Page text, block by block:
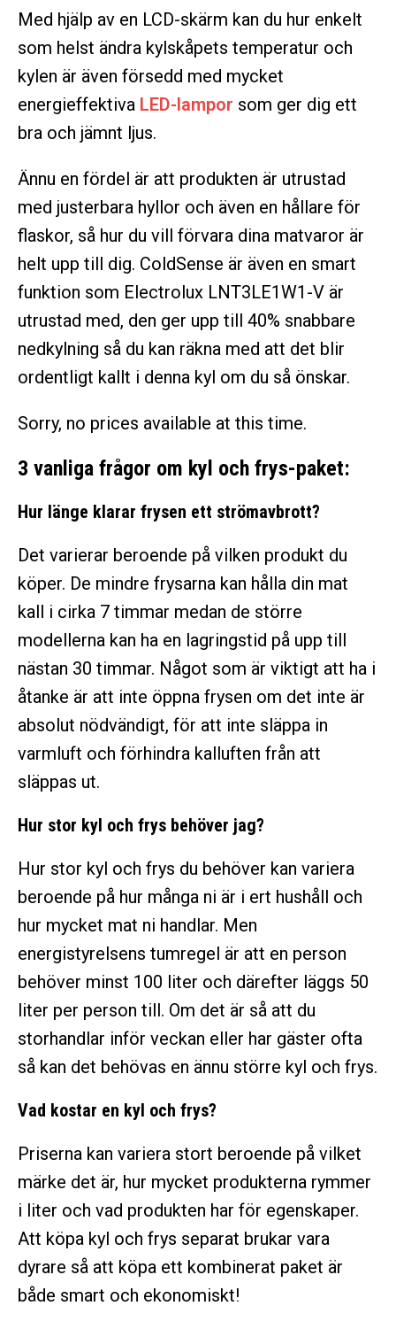
Med hjälp av en LCD-skärm kan du hur enkelt
som helst ändra kylskåpets temperatur och
kylen är även försedd med mycket
energieffektiva LED-lampor som ger dig ett
bra och jämnt ljus.
Ännu en fördel är att produkten är utrustad
med justerbara hyllor och även en hållare för
flaskor, så hur du vill förvara dina matvaror är
helt upp till dig. ColdSense är även en smart
funktion som Electrolux LNT3LE1W1-V är
utrustad med, den ger upp till 40% snabbare
nedkylning så du kan räkna med att det blir
ordentligt kallt i denna kyl om du så önskar.
Sorry, no prices available at this time.
3 vanliga frågor om kyl och frys-paket:
Hur länge klarar frysen ett strömavbrott?
Det varierar beroende på vilken produkt du
köper. De mindre frysarna kan hålla din mat
kall i cirka 7 timmar medan de större
modellerna kan ha en lagringstid på upp till
nästan 30 timmar. Något som är viktigt att ha i
åtanke är att inte öppna frysen om det inte är
absolut nödvändigt, för att inte släppa in
varmluft och förhindra kalluften från att
släppas ut.
Hur stor kyl och frys behöver jag?
Hur stor kyl och frys du behöver kan variera
beroende på hur många ni är i ert hushåll och
hur mycket mat ni handlar. Men
energistyrelsens tumregel är att en person
behöver minst 100 liter och därefter läggs 50
liter per person till. Om det är så att du
storhandlar inför veckan eller har gäster ofta
så kan det behövas en ännu större kyl och frys.
Vad kostar en kyl och frys?
Priserna kan variera stort beroende på vilket
märke det är, hur mycket produkterna rymmer
i liter och vad produkten har för egenskaper.
Att köpa kyl och frys separat brukar vara
dyrare så att köpa ett kombinerat paket är
både smart och ekonomiskt!